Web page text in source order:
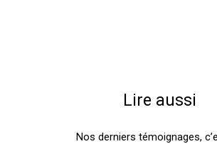
Lire aussi
Nos derniers témoignages,